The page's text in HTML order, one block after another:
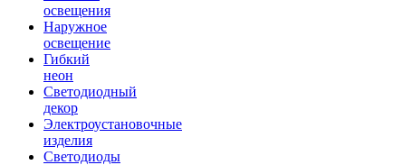
освещения
Наружное
освещение
Гибкий
неон
Светодиодный
декор
Электроустановочные
изделия
Светодиоды